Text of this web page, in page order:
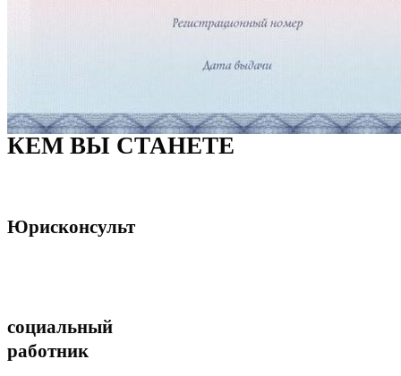
КЕМ ВЫ СТАНЕТЕ
Юрисконсульт
социальный
работник